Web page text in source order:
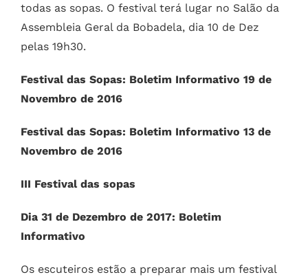
todas as sopas. O festival terá lugar no Salão da
Assembleia Geral da Bobadela, dia 10 de Dez
pelas 19h30.
Festival das Sopas: Boletim Informativo 19 de
Novembro de 2016
Festival das Sopas: Boletim Informativo 13 de
Novembro de 2016
III Festival das sopas
Dia 31 de Dezembro de 2017: Boletim
Informativo
Os escuteiros estão a preparar mais um festival